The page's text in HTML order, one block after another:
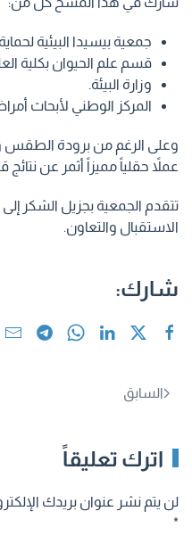
جمعية بيسيدا البيئية
قسم علم الحيوان بكلية
وزارة البيئة.
المركز الوطني لأبحاث
وعلى الرغم من برودة الطقس
عملاً حقلياً مميزاً أثمر عن نتائج
تتقدم الجمعية بجزيل الشكر
الاستقبال والتعاون.
شارك:
السابق
اترك تعليقاً
لن يتم نشر عنوان بريدك
*